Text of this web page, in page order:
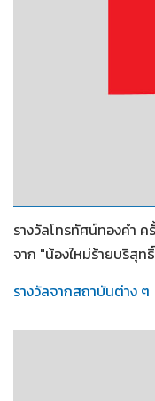
รางวัลโทรทัศน์ทองคำ ค
จาก "น้องใหม่ร้ายบริสุท
รางวัลจากสถาบันต่าง ๆ